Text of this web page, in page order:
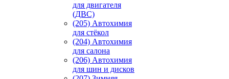
для двигателя
(ДВС)
(205) Автохимия
для стёкол
(204) Автохимия
для салона
(206) Автохимия
для шин и дисков